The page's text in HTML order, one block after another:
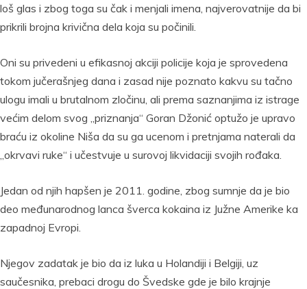
loš glas i zbog toga su čak i menjali imena, najverovatnije da bi
prikrili brojna krivična dela koja su počinili.
Oni su privedeni u efikasnoj akciji policije koja je sprovedena
tokom jučerašnjeg dana i zasad nije poznato kakvu su tačno
ulogu imali u brutalnom zločinu, ali prema saznanjima iz istrage
većim delom svog „priznanja“ Goran Džonić optužo je upravo
braću iz okoline Niša da su ga ucenom i pretnjama naterali da
„okrvavi ruke“ i učestvuje u surovoj likvidaciji svojih rođaka.
Jedan od njih hapšen je 2011. godine, zbog sumnje da je bio
deo međunarodnog lanca šverca kokaina iz Južne Amerike ka
zapadnoj Evropi.
Njegov zadatak je bio da iz luka u Holandiji i Belgiji, uz
saučesnika, prebaci drogu do Švedske gde je bilo krajnje